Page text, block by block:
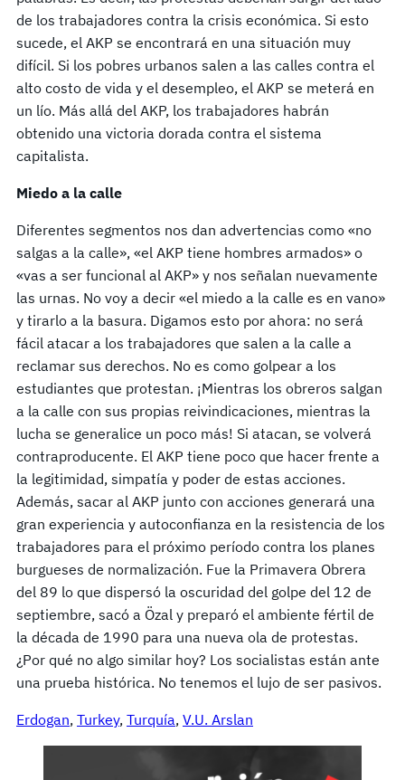
de los trabajadores contra la crisis económica. Si esto
sucede, el AKP se encontrará en una situación muy
difícil. Si los pobres urbanos salen a las calles contra el
alto costo de vida y el desempleo, el AKP se meterá en
un lío. Más allá del AKP, los trabajadores habrán
obtenido una victoria dorada contra el sistema
capitalista.
Miedo a la calle
Diferentes segmentos nos dan advertencias como «no
salgas a la calle», «el AKP tiene hombres armados» o
«vas a ser funcional al AKP» y nos señalan nuevamente
las urnas. No voy a decir «el miedo a la calle es en vano»
y tirarlo a la basura. Digamos esto por ahora: no será
fácil atacar a los trabajadores que salen a la calle a
reclamar sus derechos. No es como golpear a los
estudiantes que protestan. ¡Mientras los obreros salgan
a la calle con sus propias reivindicaciones, mientras la
lucha se generalice un poco más! Si atacan, se volverá
contraproducente. El AKP tiene poco que hacer frente a
la legitimidad, simpatía y poder de estas acciones.
Además, sacar al AKP junto con acciones generará una
gran experiencia y autoconfianza en la resistencia de los
trabajadores para el próximo período contra los planes
burgueses de normalización. Fue la Primavera Obrera
del 89 lo que dispersó la oscuridad del golpe del 12 de
septiembre, sacó a Özal y preparó el ambiente fértil de
la década de 1990 para una nueva ola de protestas.
¿Por qué no algo similar hoy? Los socialistas están ante
una prueba histórica. No tenemos el lujo de ser pasivos.
Erdogan, Turkey, Turquía, V.U. Arslan